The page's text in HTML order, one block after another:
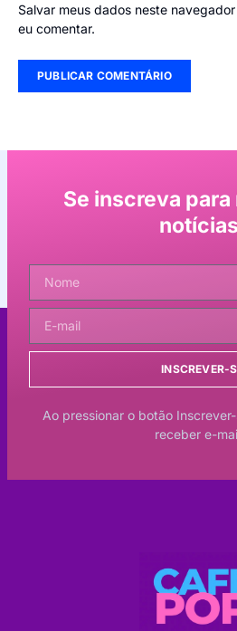
Salvar meus dados neste
eu comentar.
Se inscreva
INSCREVER-
Ao pressionar o botão
receber e-